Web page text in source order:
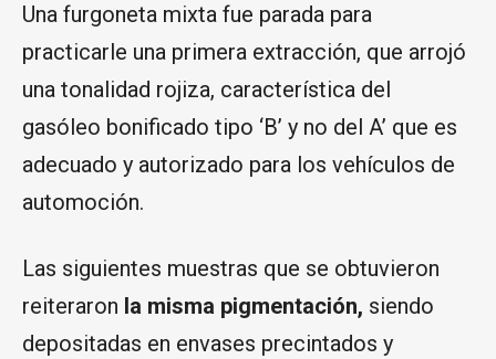
Una furgoneta mixta fue parada para
practicarle una primera extracción, que arrojó
una tonalidad rojiza, característica del
gasóleo bonificado tipo ‘B’ y no del A’ que es
adecuado y autorizado para los vehículos de
automoción.
Las siguientes muestras que se obtuvieron
reiteraron la misma pigmentación, siendo
depositadas en envases precintados y